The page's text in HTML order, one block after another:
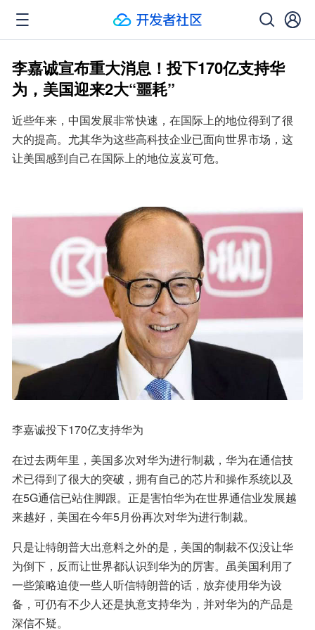
李嘉诚宣布重大消息！投下170亿支持华
为，美国迎来2大“噩耗”
近些年来，中国发展非常快速，在国际上的地位得到了很
大的提高。尤其华为这些高科技企业已面向世界市场，这
让美国感到自己在国际上的地位岌岌可危。
李嘉诚投下170亿支持华为
在过去两年里，美国多次对华为进行制裁，华为在通信技
术已得到了很大的突破，拥有自己的芯片和操作系统以及
在5G通信已站住脚跟。正是害怕华为在世界通信业发展越
来越好，美国在今年5月份再次对华为进行制裁。
只是让特朗普大出意料之外的是，美国的制裁不仅没让华
为倒下，反而让世界都认识到华为的厉害。虽美国利用了
一些策略迫使一些人听信特朗普的话，放弃使用华为设
备，可仍有不少人还是执意支持华为，并对华为的产品是
深信不疑。